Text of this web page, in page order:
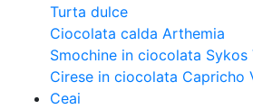
Turta dulce
Ciocolata calda Arthemia
Smochine in ciocolata Sykos
Cirese in ciocolata Capricho
Ceai